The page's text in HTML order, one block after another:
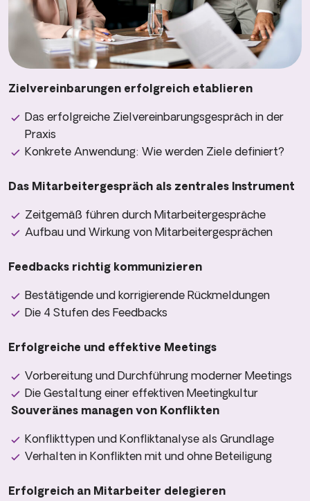
Zielvereinbarungen erfolgreich etablieren
Das erfolgreiche Zielvereinbarungsgespräch in der
Praxis
Konkrete Anwendung: Wie werden Ziele definiert?
Das Mitarbeitergespräch als zentrales Instrument
Zeitgemäß führen durch Mitarbeitergespräche
Aufbau und Wirkung von Mitarbeitergesprächen
Feedbacks richtig kommunizieren
Bestätigende und korrigierende Rückmeldungen
Die 4 Stufen des Feedbacks
Erfolgreiche und effektive Meetings
Vorbereitung und Durchführung moderner Meetings
Die Gestaltung einer effektiven Meetingkultur
Souveränes managen von Konflikten
Konflikttypen und Konfliktanalyse als Grundlage
Verhalten in Konflikten mit und ohne Beteiligung
Erfolgreich an Mitarbeiter delegieren